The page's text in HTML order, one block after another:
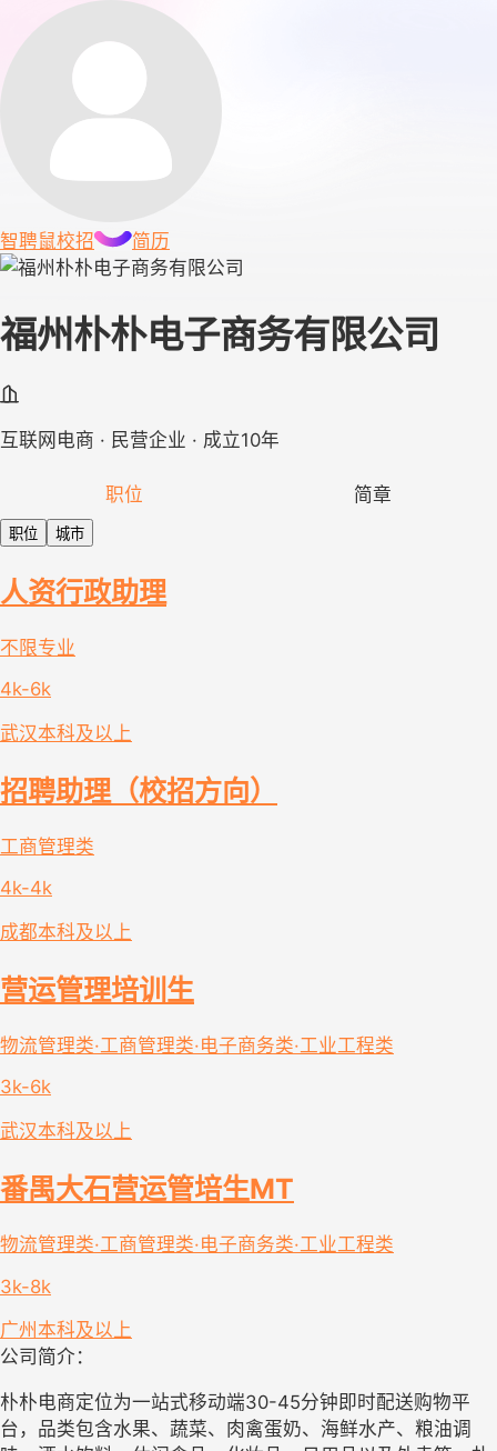
智聘鼠校招 简历
福州朴朴电子商务有限公司
互联网电商 · 民营企业 · 成立10年
职位 简章
职位 城市
人资行政助理
不限专业
4k-6k
武汉本科及以上
招聘助理（校招方向）
工商管理类
4k-4k
成都本科及以上
营运管理培训生
物流管理类·工商管理类·电子商务类·工业工程类
3k-6k
武汉本科及以上
番禺大石营运管培生MT
物流管理类·工商管理类·电子商务类·工业工程类
3k-8k
广州 本科及以上
公司简介：
朴朴电商定位为一站式移动端30-45分钟即时配送购物平
台，品类包含水果、蔬菜、肉禽蛋奶、海鲜水产、粮油调